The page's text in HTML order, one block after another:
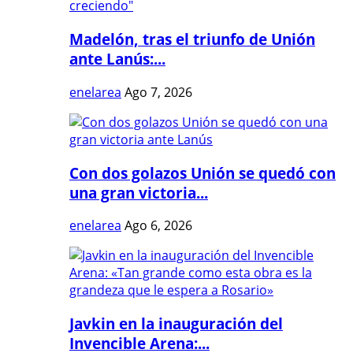
Madelón, tras el triunfo de Unión
ante Lanús:...
enelarea Ago 7, 2026
Con dos golazos Unión se quedó con
una gran victoria...
enelarea Ago 6, 2026
Javkin en la inauguración del
Invencible Arena:...